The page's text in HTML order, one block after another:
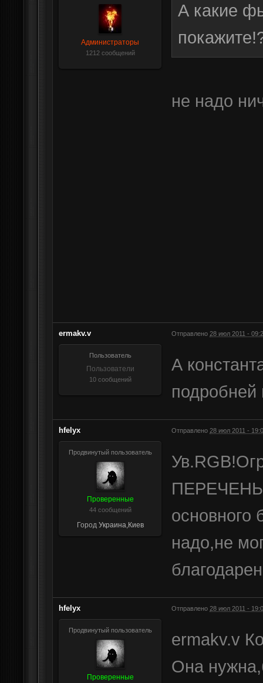
Администраторы
1212 сообщений
А какие
не надо
ermakv.v Отправлено 28 июл 2011 -
Пользователь
Пользователи
10 сообщений
А
подробней
hfelyx Отправлено 28 июл 2011 -
Продвинутый пользователь
Проверенные
44 сообщений
Город Украина,Киев
основного
надо,не
hfelyx Отправлено 28 июл 2011 -
Продвинутый пользователь
Проверенные
ermakv.v
Она